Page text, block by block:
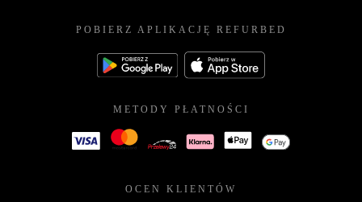
POBIERZ APLIKACJĘ REFURBED
METODY PŁATNOŚCI
OCEN KLIENTÓW